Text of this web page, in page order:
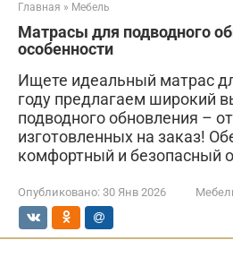
Главная » Мебель
Матрасы для подводного
особенности
Ищете идеальный матрас
году предлагаем широкий
подводного обновления –
изготовленных на заказ!
комфортный и безопасный
Опубликовано: 30 Янв 2026